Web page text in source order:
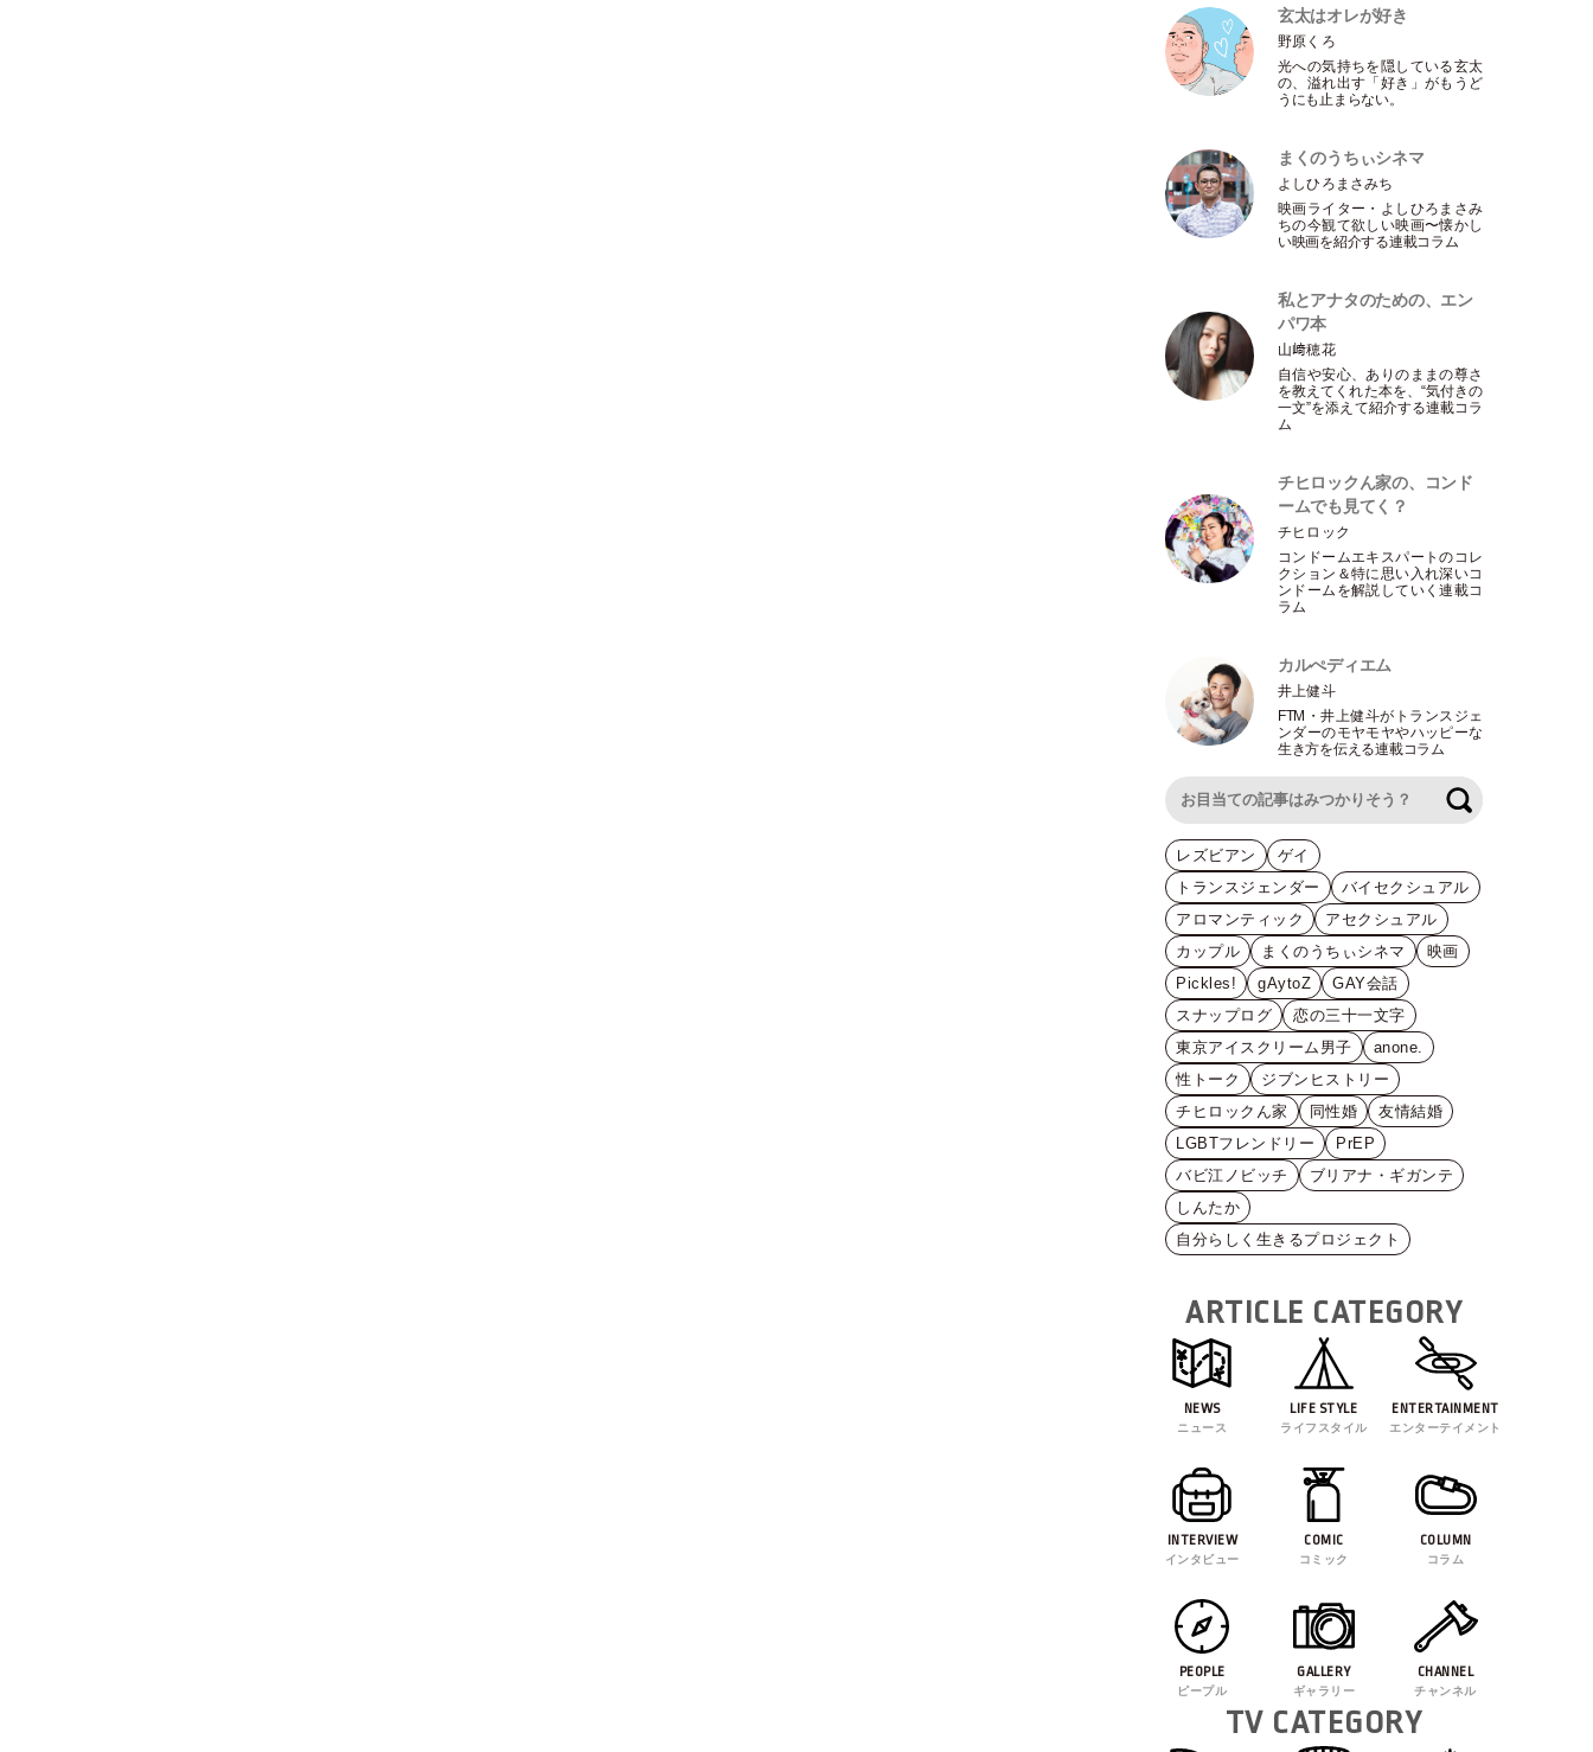
玄太はオレが好き
野原くろ
光への気持ちを隠している玄太
の、溢れ出す 「好き 」がもうど
うにも止まらない。
まくのうちぃシネマ
よしひろまさみち
映画ライター ・ よしひろまさみ
ちの今観て欲しい映画〜懐かし
い映画を紹介する連載コラム
私とアナタのための、エン
パワ本
山﨑穂花
自信や安心、ありのままの尊さ
を教えてくれた本を、“気付きの
一文”を添えて紹介する連載コラ
ム
チヒロックん家の、コンド
ームでも見てく？
チヒロック
コンドームエキスパートのコレ
クション＆特に思い入れ深いコ
ンドームを解説していく連載コ
ラム
カルぺディエム
井上健斗
FTM ・井上健斗がトランスジェ
ンダーのモヤモヤやハッピーな
生き方を伝える連載コラム
レズビアン
ゲイ
トランスジェンダー
バイセクシュアル
アロマンティック
アセクシュアル
カップル
まくのうちぃシネマ
映画
Pickles!
gAytoZ
GAY会話
スナップログ
恋の三十一文字
東京アイスクリーム男子
anone.
性トーク
ジブンヒストリー
チヒロックん家
同性婚
友情結婚
LGBTフレンドリー
PrEP
バビ江ノビッチ
ブリアナ・ギガンテ
しんたか
自分らしく生きるプロジェクト
ARTICLE CATEGORY
NEWS
ニュース
LIFE STYLE
ライフスタイル
ENTERTAINMENT
エンターテイメント
INTERVIEW
インタビュー
COMIC
コミック
COLUMN
コラム
PEOPLE
ピープル
GALLERY
ギャラリー
CHANNEL
チャンネル
TV CATEGORY